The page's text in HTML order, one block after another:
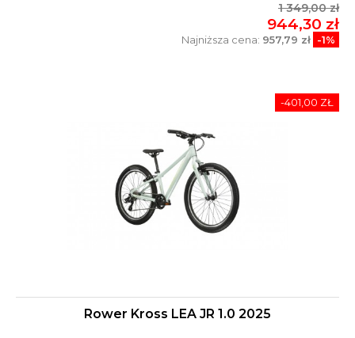
1 349,00 zł
944,30 zł
Najniższa cena: 957,79 zł -1%
Rower Kross LEA JR 1.0 2025
-401,00 ZŁ